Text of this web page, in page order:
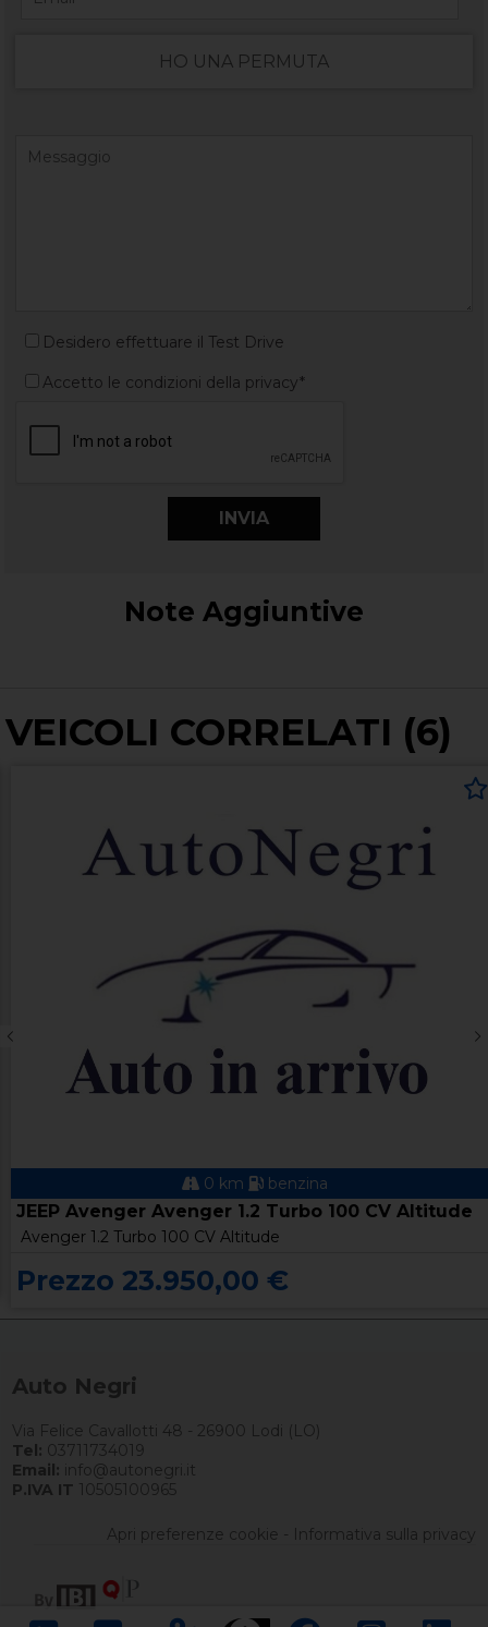
HO UNA PERMUTA
Desidero effettuare il Test Drive
Accetto le condizioni della privacy*
Note Aggiuntive
VEICOLI CORRELATI (6)
0 km benzina
JEEP Avenger Avenger 1.2 Turbo 100 CV Altitude
Avenger 1.2 Turbo 100 CV Altitude
Prezzo 23.950,00 €
Auto Negri
Via Felice Cavallotti 48 - 26900 Lodi (LO)
Tel: 03711734019
Email: info@autonegri.it
P.IVA IT 10505100965
Apri preferenze cookie - Informativa sulla privacy